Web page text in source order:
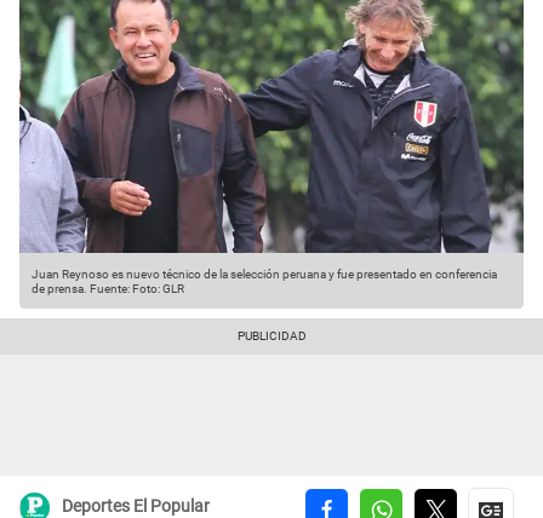
Juan Reynoso es nuevo técnico de la selección peruana y fue presentado en conferencia
de prensa. Fuente: Foto: GLR
Deportes El Popular